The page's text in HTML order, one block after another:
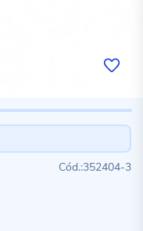
352404-3